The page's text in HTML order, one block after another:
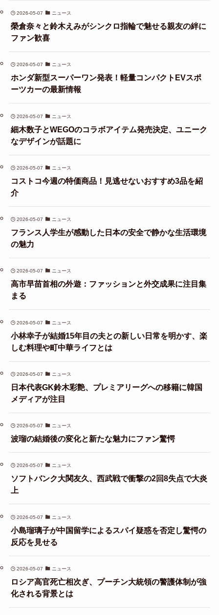
2026-05-07 ニュース
榮倉奈々と鈴木えみがシンクロ指輪で魅せる親友の絆に
ファン歓喜
2026-05-07 ニュース
ホンダ新型スーパーワン発表！軽量コンパクトEVスポ
ーツカーの最新情報
2026-05-07 ニュース
細木数子とWEGOのコラボアイテム発売決定、ユニーク
なデザインが話題に
2026-05-07 ニュース
コストコ今週の特価商品！見逃せないおすすめ3品を紹
介
2026-05-07 ニュース
フランス人学生が感動した日本の安全で静かな生活環境
の魅力
2026-05-07 ニュース
高市早苗首相の外遊：ファッションと外交成果に注目集
まる
2026-05-07 ニュース
小林幸子が結婚15年目の夫との新しい日常を明かす、楽
しむ料理や町中華ライフとは
2026-05-07 ニュース
日本代表GK鈴木彩艶、プレミアリーグへの移籍に韓国
メディアが注目
2026-05-07 ニュース
波瑠の結婚後の変化と新たな魅力にファン驚愕
2026-05-07 ニュース
ソフトバンク大関友久、西武戦で衝撃の2回8失点で大炎
上
2026-05-07 ニュース
小島瑠璃子が中国留学によるスパイ疑惑を否定し驚愕の
反応を見せる
2026-05-07 ニュース
ロシア高官死亡相次ぎ、プーチン大統領の警護体制が強
化される背景とは